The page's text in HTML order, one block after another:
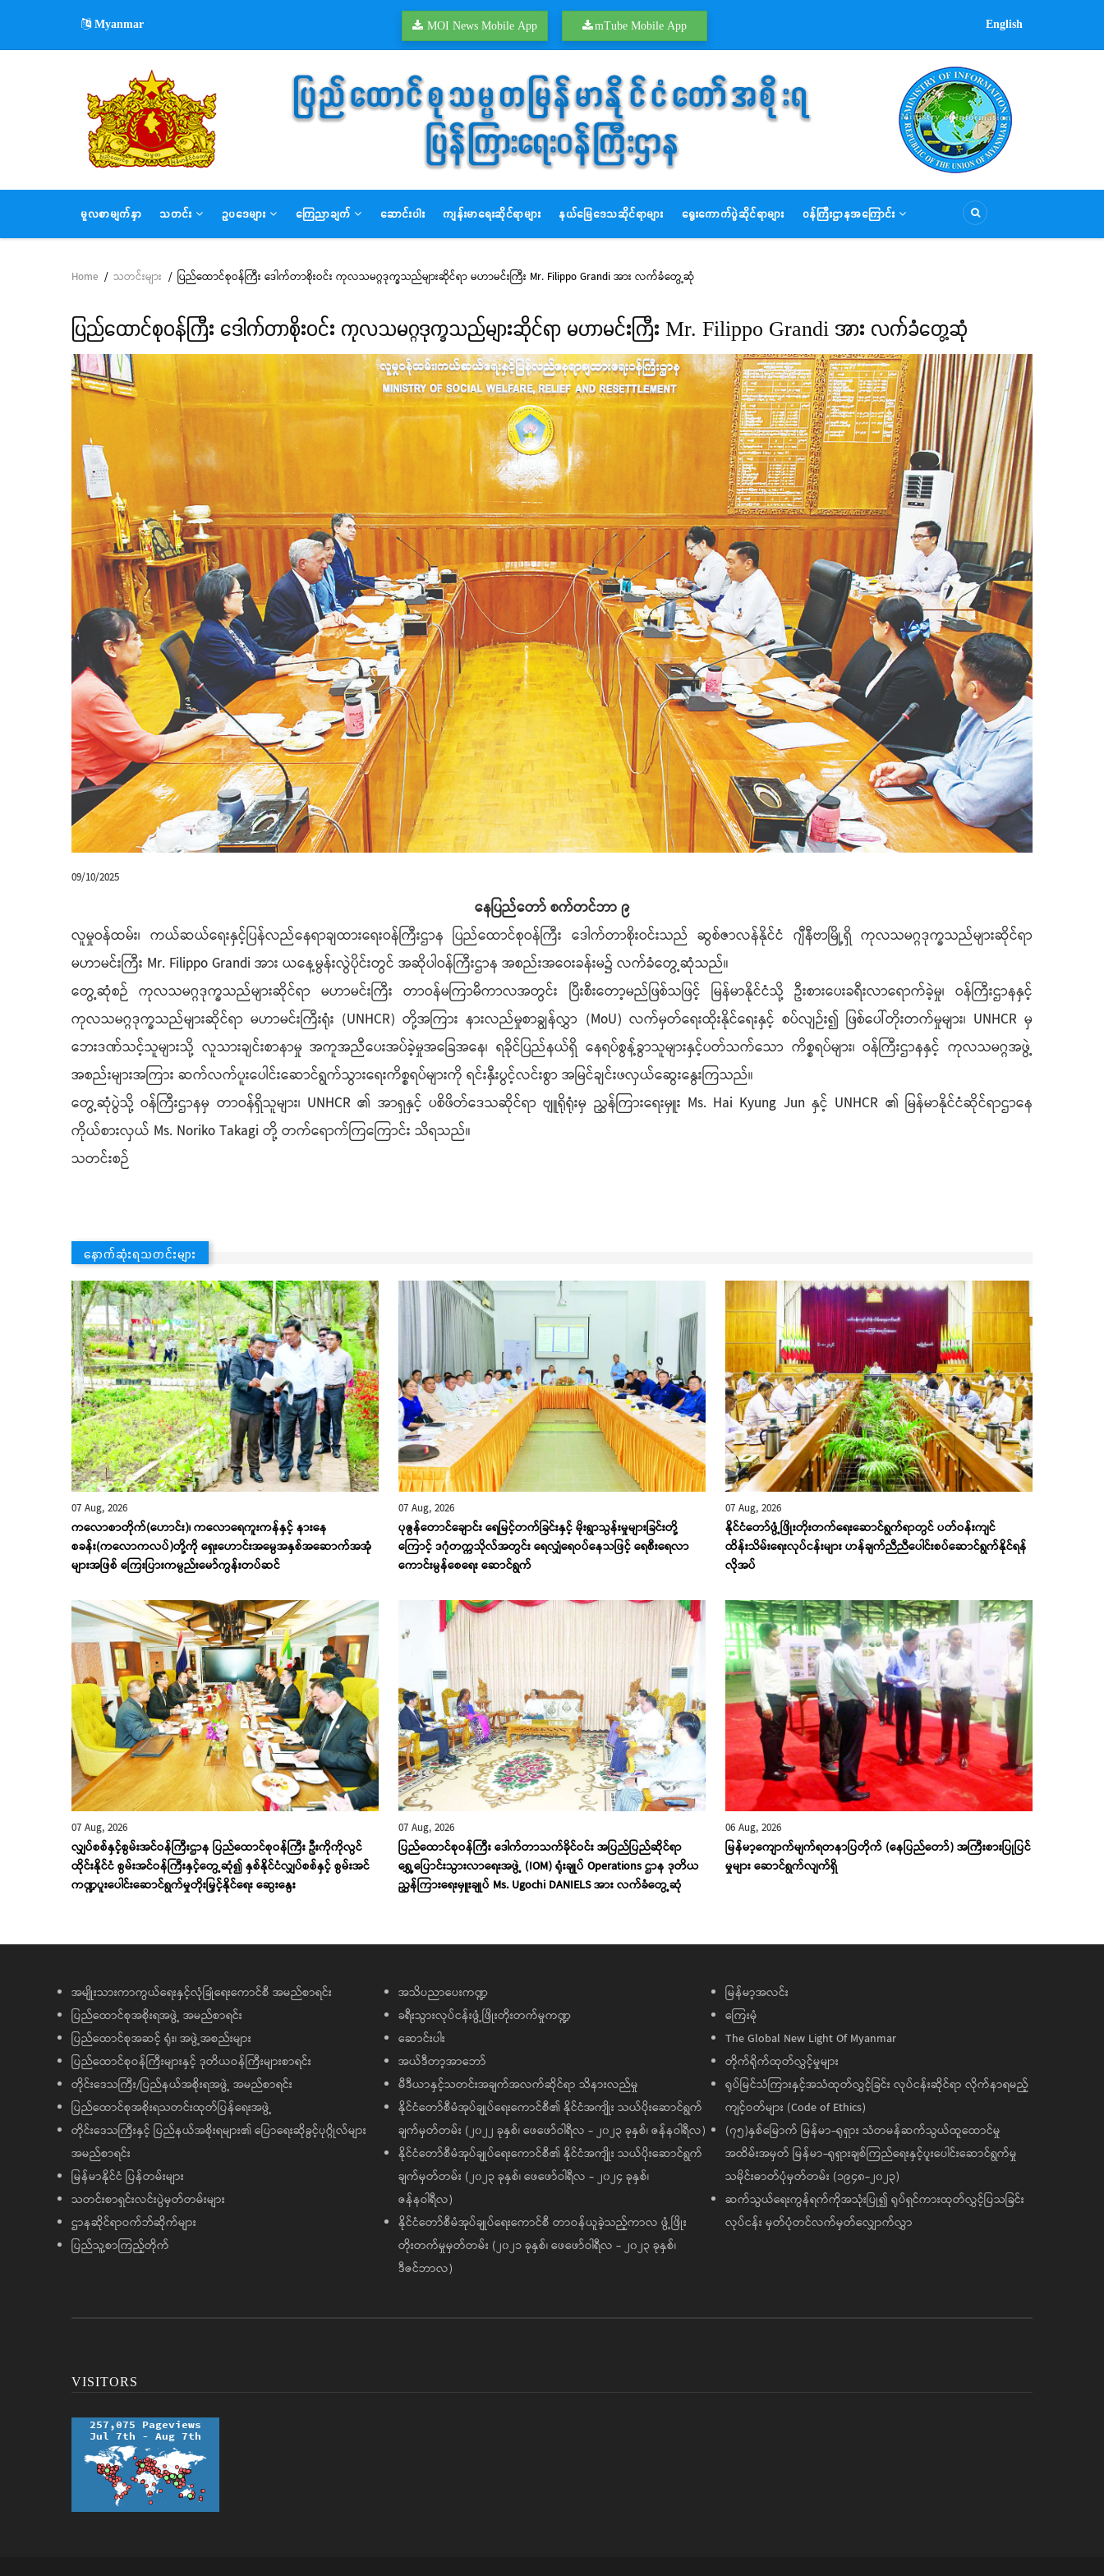
main
Myanmar MOI News Mobile App mTube Mobile App English
MAIN
NAVIGATION
မူလစာမျက်နှာ သတင်း ဥပဒေများ ကြေညာချက် ဆောင်းပါး ကျန်းမာရေးဆိုင်ရာများ နယ်မြေဒေသဆိုင်ရာများ ရွေးကောက်ပွဲဆိုင်ရာများ ဝန်ကြီးဌာနအကြောင်း
Breadcrumb
Home / သတင်းများ / ပြည်ထောင်စုဝန်ကြီး ဒေါက်တာစိုးဝင်း ကုလသမဂ္ဂဒုက္ခသည်များဆိုင်ရာ မဟာမင်းကြီး Mr. Filippo Grandi အား လက်ခံတွေ့ဆုံ
ပြည်ထောင်စုဝန်ကြီး ဒေါက်တာစိုးဝင်း ကုလသမဂ္ဂဒုက္ခသည်များဆိုင်ရာ မဟာမင်းကြီး Mr. Filippo Grandi အား လက်ခံတွေ့ဆုံ
09/10/2025
နေပြည်တော် စက်တင်ဘာ ၉
လူမှုဝန်ထမ်း၊ ကယ်ဆယ်ရေးနှင့်ပြန်လည်နေရာချထားရေးဝန်ကြီးဌာန ပြည်ထောင်စုဝန်ကြီး ဒေါက်တာစိုးဝင်းသည် ဆွစ်ဇာလန်နိုင်ငံ ဂျီနီဗာမြို့ရှိ ကုလသမဂ္ဂဒုက္ခသည်များဆိုင်ရာ
မဟာမင်းကြီး Mr. Filippo Grandi အား ယနေ့မွန်းလွဲပိုင်းတွင် အဆိုပါဝန်ကြီးဌာန အစည်းအဝေးခန်းမ၌ လက်ခံတွေ့ဆုံသည်။
တွေ့ဆုံစဉ် ကုလသမဂ္ဂဒုက္ခသည်များဆိုင်ရာ မဟာမင်းကြီး တာဝန်မကြာမီကာလအတွင်း ပြီးစီးတော့မည်ဖြစ်သဖြင့် မြန်မာနိုင်ငံသို့ ဦးစားပေးခရီးလာရောက်ခဲ့မှု၊ ဝန်ကြီးဌာနနှင့်
ကုလသမဂ္ဂဒုက္ခသည်များဆိုင်ရာ မဟာမင်းကြီးရုံး (UNHCR) တို့အကြား နားလည်မှုစာချွန်လွှာ (MoU) လက်မှတ်ရေးထိုးနိုင်ရေးနှင့် စပ်လျဉ်း၍ ဖြစ်ပေါ်တိုးတက်မှုများ၊ UNHCR မှ
ဘေးဒဏ်သင့်သူများသို့ လူသားချင်းစာနာမှု အကူအညီပေးအပ်ခဲ့မှုအခြေအနေ၊ ရခိုင်ပြည်နယ်ရှိ နေရပ်စွန့်ခွာသူများနှင့်ပတ်သက်သော ကိစ္စရပ်များ၊ ဝန်ကြီးဌာနနှင့် ကုလသမဂ္ဂအဖွဲ့
အစည်းများအကြား ဆက်လက်ပူးပေါင်းဆောင်ရွက်သွားရေးကိစ္စရပ်များကို ရင်းနှီးပွင့်လင်းစွာ အမြင်ချင်းဖလှယ်ဆွေးနွေးကြသည်။
တွေ့ဆုံပွဲသို့ ဝန်ကြီးဌာနမှ တာဝန်ရှိသူများ၊ UNHCR ၏ အာရှနှင့် ပစိဖိတ်ဒေသဆိုင်ရာ ဗျူရိုရုံးမှ ညွှန်ကြားရေးမှူး Ms. Hai Kyung Jun နှင့် UNHCR ၏ မြန်မာနိုင်ငံဆိုင်ရာဌာနေ
ကိုယ်စားလှယ် Ms. Noriko Takagi တို့ တက်ရောက်ကြကြောင်း သိရသည်။
သတင်းစဉ်
နောက်ဆုံးရသတင်းများ
07 Aug, 2026
ကလောစာတိုက်(ဟောင်း)၊ ကလောရေကူးကန်နှင့် နားနေ
စခန်း(ကလောကလပ်)တို့ကို ရှေးဟောင်းအမွေအနှစ်အဆောက်အအုံ
များအဖြစ် ကြေးပြားကမ္ပည်းမော်ကွန်းတပ်ဆင်
07 Aug, 2026
ပုဇွန်တောင်ချောင်း ရေမြင့်တက်ခြင်းနှင့် မိုးရွာသွန်းမှုများခြင်းတို့
ကြောင့် ဒဂုံတက္ကသိုလ်အတွင်း ရေလျှံရေဝပ်နေသဖြင့် ရေစီးရေလာ
ကောင်းမွန်စေရေး ဆောင်ရွက်
07 Aug, 2026
နိုင်ငံတော်ဖွံ့ဖြိုးတိုးတက်ရေးဆောင်ရွက်ရာတွင် ပတ်ဝန်းကျင်
ထိန်းသိမ်းရေးလုပ်ငန်းများ ဟန်ချက်ညီညီပေါင်းစပ်ဆောင်ရွက်နိုင်ရန်
လိုအပ်
07 Aug, 2026
လျှပ်စစ်နှင့်စွမ်းအင်ဝန်ကြီးဌာန ပြည်ထောင်စုဝန်ကြီး ဦးကိုကိုလွင်
ထိုင်းနိုင်ငံ စွမ်းအင်ဝန်ကြီးနှင့်တွေ့ဆုံ၍ နှစ်နိုင်ငံလျှပ်စစ်နှင့် စွမ်းအင်
ကဏ္ဍပူးပေါင်းဆောင်ရွက်မှုတိုးမြှင့်နိုင်ရေး ဆွေးနွေး
07 Aug, 2026
ပြည်ထောင်စုဝန်ကြီး ဒေါက်တာသက်ခိုင်ဝင်း အပြည်ပြည်ဆိုင်ရာ
ရွှေ့ပြောင်းသွားလာရေးအဖွဲ့ (IOM) ရုံးချုပ် Operations ဌာန ဒုတိယ
ညွှန်ကြားရေးမှူးချုပ် Ms. Ugochi DANIELS အား လက်ခံတွေ့ဆုံ
06 Aug, 2026
မြန်မာ့ကျောက်မျက်ရတနာပြတိုက် (နေပြည်တော်) အကြီးစားပြုပြင်
မှုများ ဆောင်ရွက်လျက်ရှိ
အမျိုးသားကာကွယ်ရေးနှင့်လုံခြုံရေးကောင်စီ အမည်စာရင်း
ပြည်ထောင်စုအစိုးရအဖွဲ့ အမည်စာရင်း
ပြည်ထောင်စုအဆင့် ရုံး၊ အဖွဲ့အစည်းများ
ပြည်ထောင်စုဝန်ကြီးများနှင့် ဒုတိယဝန်ကြီးများစာရင်း
တိုင်းဒေသကြီး/ပြည်နယ်အစိုးရအဖွဲ့ အမည်စာရင်း
ပြည်ထောင်စုအစိုးရသတင်းထုတ်ပြန်ရေးအဖွဲ့
တိုင်းဒေသကြီးနှင့် ပြည်နယ်အစိုးရများ၏ ပြောရေးဆိုခွင့်ပုဂ္ဂိုလ်များ
အမည်စာရင်း
မြန်မာနိုင်ငံ ပြန်တမ်းများ
သတင်းစာရှင်းလင်းပွဲမှတ်တမ်းများ
ဌာနဆိုင်ရာဝက်ဘ်ဆိုက်များ
ပြည်သူ့စာကြည့်တိုက်
အသိပညာပေးကဏ္ဍ
ခရီးသွားလုပ်ငန်းဖွံ့ဖြိုးတိုးတက်မှုကဏ္ဍ
ဆောင်းပါး
အယ်ဒီတာ့အာဘော်
မီဒီယာနှင့်သတင်းအချက်အလက်ဆိုင်ရာ သိနားလည်မှု
နိုင်ငံတော်စီမံအုပ်ချုပ်ရေးကောင်စီ၏ နိုင်ငံအကျိုး သယ်ပိုးဆောင်ရွက်
ချက်မှတ်တမ်း (၂၀၂၂ ခုနှစ်၊ ဖေဖော်ဝါရီလ - ၂၀၂၃ ခုနှစ်၊ ဇန်နဝါရီလ)
နိုင်ငံတော်စီမံအုပ်ချုပ်ရေးကောင်စီ၏ နိုင်ငံအကျိုး သယ်ပိုးဆောင်ရွက်
ချက်မှတ်တမ်း (၂၀၂၃ ခုနှစ်၊ ဖေဖော်ဝါရီလ - ၂၀၂၄ ခုနှစ်၊
ဇန်နဝါရီလ)
နိုင်ငံတော်စီမံအုပ်ချုပ်ရေးကောင်စီ တာဝန်ယူခဲ့သည့်ကာလ ဖွံ့ဖြိုး
တိုးတက်မှုမှတ်တမ်း (၂၀၂၁ ခုနှစ်၊ ဖေဖော်ဝါရီလ - ၂၀၂၃ ခုနှစ်၊
ဒီဇင်ဘာလ)
မြန်မာ့အလင်း
ကြေးမုံ
The Global New Light Of Myanmar
တိုက်ရိုက်ထုတ်လွှင့်မှုများ
ရုပ်မြင်သံကြားနှင့်အသံထုတ်လွှင့်ခြင်း လုပ်ငန်းဆိုင်ရာ လိုက်နာရမည့်
ကျင့်ဝတ်များ (Code of Ethics)
(၇၅)နှစ်မြောက် မြန်မာ-ရုရှား သံတမန်ဆက်သွယ်ထူထောင်မှု
အထိမ်းအမှတ် မြန်မာ-ရုရှားချစ်ကြည်ရေးနှင့်ပူးပေါင်းဆောင်ရွက်မှု
သမိုင်းဓာတ်ပုံမှတ်တမ်း (၁၉၄၈-၂၀၂၃)
ဆက်သွယ်ရေးကွန်ရက်ကိုအသုံးပြု၍ ရုပ်ရှင်ကားထုတ်လွှင့်ပြသခြင်း
လုပ်ငန်း မှတ်ပုံတင်လက်မှတ်လျှောက်လွှာ
VISITORS